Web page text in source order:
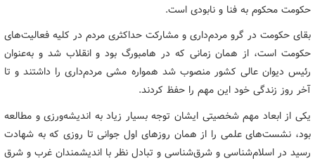
حکومت محکوم به فنا و نابودی است.
بقای حکومت در گرو مردم‌داری و مشارکت حداکثری مردم در کلیه فعالیت‌های
حکومت است، از همان زمانی که در هامبورگ بود و انقلاب شد و به‌عنوان
رئیس دیوان عالی کشور منصوب شد همواره مشی مردم‌داری را داشتند و تا
آخر روز زندگی خود این مهم را حفظ کردند.
یکی از ابعاد مهم شخصیتی ایشان توجه بسیار زیاد به اندیشه‌ورزی و مطالعه
بود، نشست‌های علمی را از همان روزهای اول جوانی تا روزی که به شهادت
رسید در اسلام‌شناسی و شرق‌شناسی و تبادل نظر با اندیشمندان غرب و شرق